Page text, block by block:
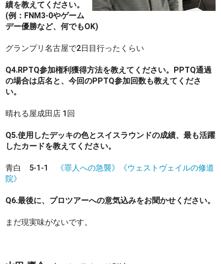
績を教えてください。
(例：FNM3-0やゲーム
デー優勝など、何でもOK)
グランプリ名古屋で2日目行ったくらい
Q4.RPTQ参加権利獲得方法を教えてください。PPTQ通過
の場合は店名と、今回のPPTQ参加回数も教えてくださ
い。
晴れる屋成田店 1回
Q5.使用したデッキの色とスイスラウンドの成績、最も活躍
したカードを教えてください。
青白 5-1-1 《罪人への急襲》
《ウェストヴェイルの修道
院》
Q6.最後に、プロツアーへの意気込みをお聞かせください。
まだ現実味がないです。